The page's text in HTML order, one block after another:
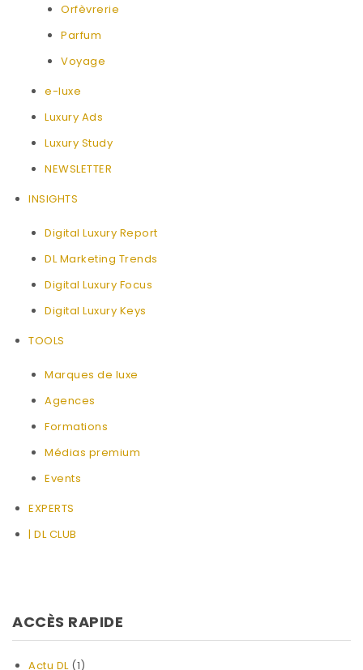
Orfèvrerie
Parfum
Voyage
e-luxe
Luxury Ads
Luxury Study
NEWSLETTER
INSIGHTS
Digital Luxury Report
DL Marketing Trends
Digital Luxury Focus
Digital Luxury Keys
TOOLS
Marques de luxe
Agences
Formations
Médias premium
Events
EXPERTS
| DL CLUB
ACCÈS RAPIDE
Actu DL(1)